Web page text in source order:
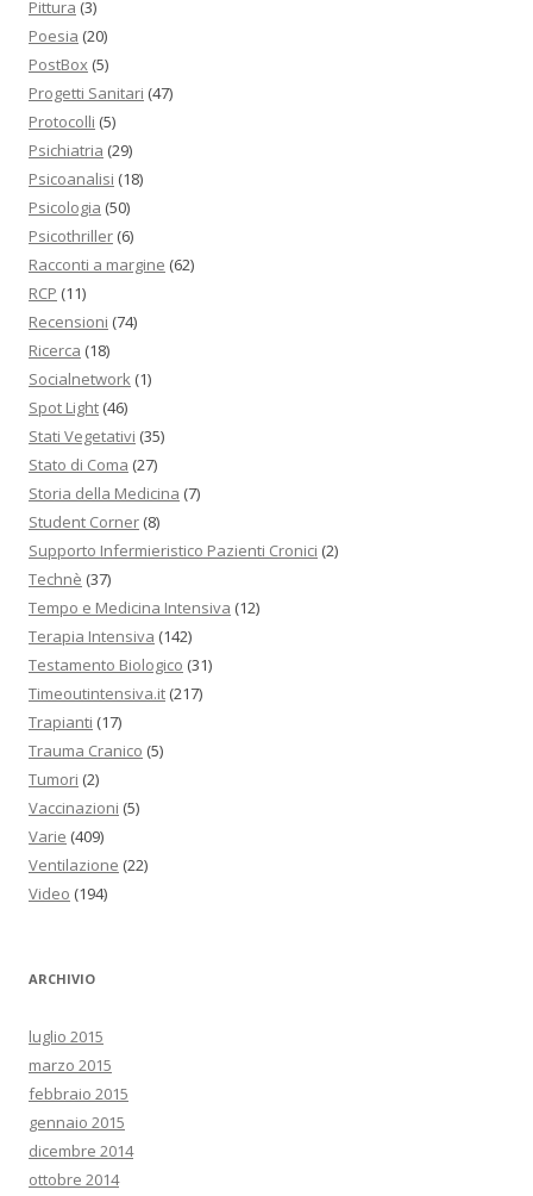
Pittura (3)
Poesia (20)
PostBox (5)
Progetti Sanitari (47)
Protocolli (5)
Psichiatria (29)
Psicoanalisi (18)
Psicologia (50)
Psicothriller (6)
Racconti a margine (62)
RCP (11)
Recensioni (74)
Ricerca (18)
Socialnetwork (1)
Spot Light (46)
Stati Vegetativi (35)
Stato di Coma (27)
Storia della Medicina (7)
Student Corner (8)
Supporto Infermieristico Pazienti Cronici (2)
Technè (37)
Tempo e Medicina Intensiva (12)
Terapia Intensiva (142)
Testamento Biologico (31)
Timeoutintensiva.it (217)
Trapianti (17)
Trauma Cranico (5)
Tumori (2)
Vaccinazioni (5)
Varie (409)
Ventilazione (22)
Video (194)
ARCHIVIO
luglio 2015
marzo 2015
febbraio 2015
gennaio 2015
dicembre 2014
ottobre 2014